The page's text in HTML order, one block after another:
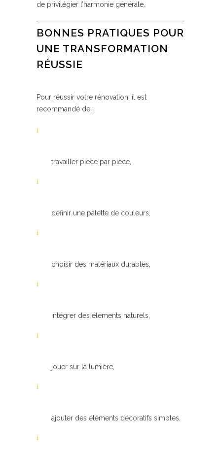
de privilégier l’harmonie générale.
BONNES PRATIQUES POUR
UNE TRANSFORMATION
RÉUSSIE
Pour réussir votre rénovation, il est
recommandé de :
travailler pièce par pièce,
définir une palette de couleurs,
choisir des matériaux durables,
intégrer des éléments naturels,
jouer sur la lumière,
ajouter des éléments décoratifs simples,